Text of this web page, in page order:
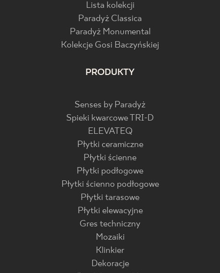
Lista kolekcji
Paradyż Classica
Paradyż Monumental
Kolekcje Gosi Baczyńskiej
PRODUKTY
Senses by Paradyż
Spieki kwarcowe TRI-D
ELEVATEQ
Płytki ceramiczne
Płytki ścienne
Płytki podłogowe
Płytki ścienno podłogowe
Płytki tarasowe
Płytki elewacyjne
Gres techniczny
Mozaiki
Klinkier
Dekoracje